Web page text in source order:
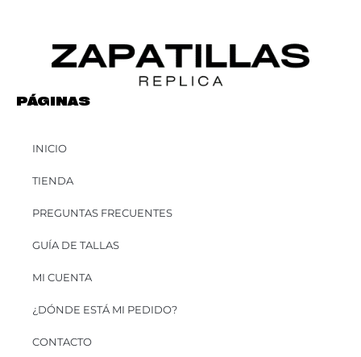
PÁGINAS
INICIO
TIENDA
PREGUNTAS FRECUENTES
GUÍA DE TALLAS
MI CUENTA
¿DÓNDE ESTÁ MI PEDIDO?
CONTACTO